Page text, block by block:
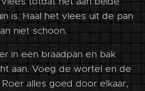
is. Haal het vlees uit de pan
niet schoon.
in een braadpan en bak
aan. Voeg de wortel en de
alles goed door elkaar,